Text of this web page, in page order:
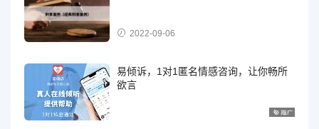
2022-09-06
易倾诉，1对1匿名情感咨询，让你畅所
欲言